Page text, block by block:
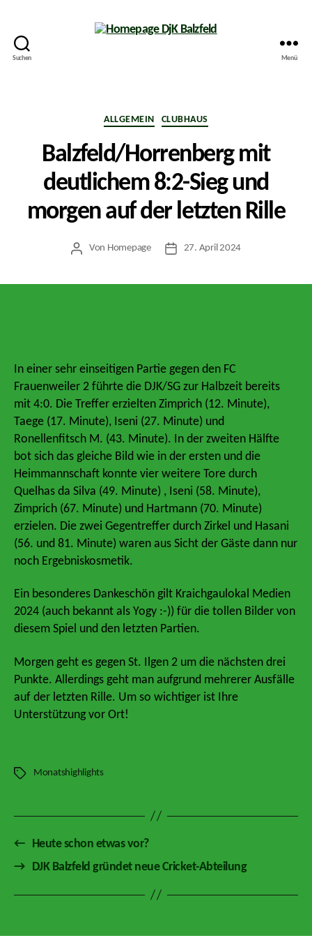
Suchen Menü
Kategorien
ALLGEMEIN CLUBHAUS
Balzfeld/Horrenberg mit
deutlichem 8:2-Sieg und
morgen auf der letzten Rille
Beitragsautor
Von Homepage Veröffentlichungsdatum
27. April 2024
In einer sehr einseitigen Partie gegen den FC
Frauenweiler 2 führte die DJK/SG zur Halbzeit bereits
mit 4:0. Die Treffer erzielten Zimprich (12. Minute),
Taege (17. Minute), Iseni (27. Minute) und
Ronellenfitsch M. (43. Minute). In der zweiten Hälfte
bot sich das gleiche Bild wie in der ersten und die
Heimmannschaft konnte vier weitere Tore durch
Quelhas da Silva (49. Minute) , Iseni (58. Minute),
Zimprich (67. Minute) und Hartmann (70. Minute)
erzielen. Die zwei Gegentreffer durch Zirkel und Hasani
(56. und 81. Minute) waren aus Sicht der Gäste dann nur
noch Ergebniskosmetik.
Ein besonderes Dankeschön gilt Kraichgaulokal Medien
2024 (auch bekannt als Yogy :-)) für die tollen Bilder von
diesem Spiel und den letzten Partien.
Morgen geht es gegen St. Ilgen 2 um die nächsten drei
Punkte. Allerdings geht man aufgrund mehrerer Ausfälle
auf der letzten Rille. Um so wichtiger ist Ihre
Unterstützung vor Ort!
Schlagwörter
Monatshighlights
←
Heute schon etwas vor?
→
DJK Balzfeld gründet neue Cricket-Abteilung